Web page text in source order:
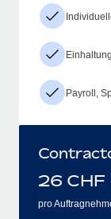
Payroll,
26 CHF
pro